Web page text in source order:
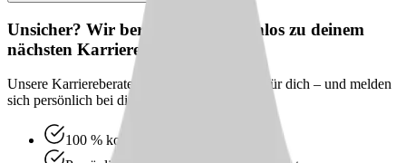
Unsicher? Wir beraten dich kostenlos zu deinem
nächsten Karriereschritt
Unsere Karriereberater finden passende Jobs für dich – und melden
sich persönlich bei dir zurück.
100 % kostenlos & unverbindlich